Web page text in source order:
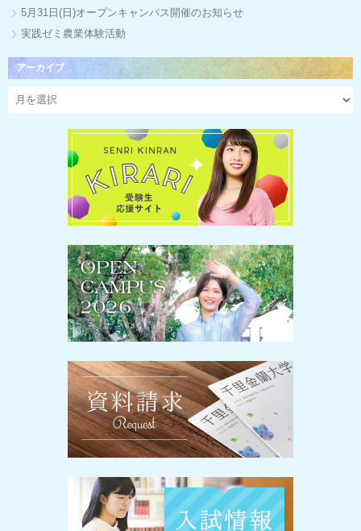
5月31日(日)オープンキャンパス開催のお知らせ
実践ゼミ農業体験活動
アーカイブ